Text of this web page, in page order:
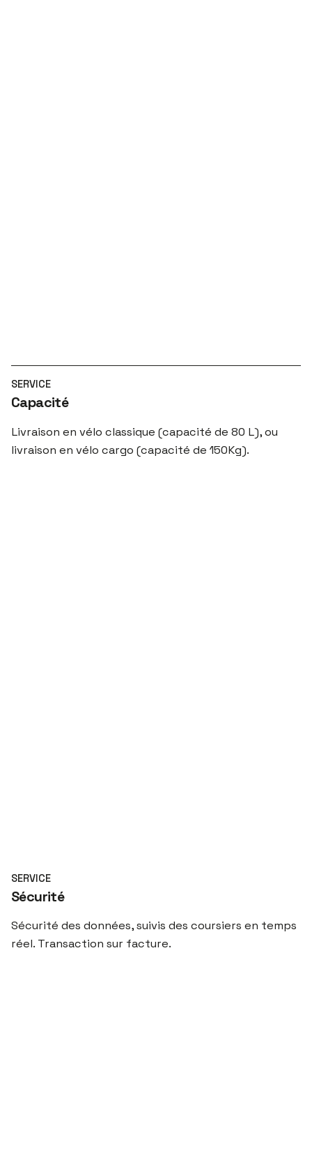
SERVICE
Capacité
Livraison en vélo classique (capacité de 80 L), ou
livraison en vélo cargo (capacité de 150Kg).
SERVICE
Sécurité
Sécurité des données, suivis des coursiers en temps
réel. Transaction sur facture.